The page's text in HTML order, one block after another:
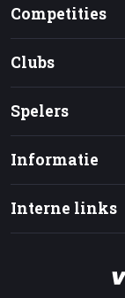
Competities
Clubs
Spelers
Informatie
Interne links